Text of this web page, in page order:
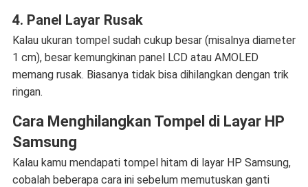
4. Panel Layar Rusak
Kalau ukuran tompel sudah cukup besar (misalnya diameter
1 cm), besar kemungkinan panel LCD atau AMOLED
memang rusak. Biasanya tidak bisa dihilangkan dengan trik
ringan.
Cara Menghilangkan Tompel di Layar HP
Samsung
Kalau kamu mendapati tompel hitam di layar HP Samsung,
cobalah beberapa cara ini sebelum memutuskan ganti